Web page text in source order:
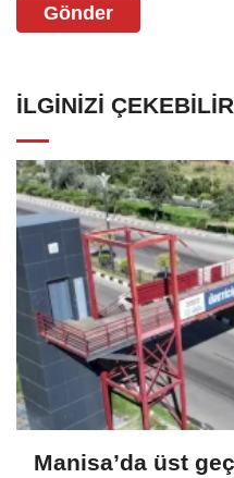
Gönder
İLGINIZI ÇEKEBILIR
Manisa’da üst